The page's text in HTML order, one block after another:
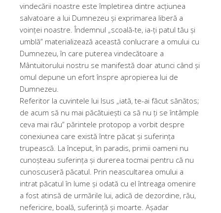
vindecării noastre este împletirea dintre acțiunea
salvatoare a lui Dumnezeu și exprimarea liberă a
voinței noastre. Îndemnul „scoală-te, ia-ți patul tău și
umblă” materializează această conlucrare a omului cu
Dumnezeu, în care puterea vindecătoare a
Mântuitorului nostru se manifestă doar atunci când și
omul depune un efort înspre apropierea lui de
Dumnezeu.
Referitor la cuvintele lui Isus „iată, te-ai făcut sănătos;
de acum să nu mai păcătuiești ca să nu ți se întâmple
ceva mai rău” părintele protopop a vorbit despre
conexiunea care există între păcat și suferința
trupească. La început, în paradis, primii oameni nu
cunoșteau suferința și durerea tocmai pentru că nu
cunoscuseră păcatul. Prin neascultarea omului a
intrat păcatul în lume și odată cu el întreaga omenire
a fost atinsă de urmările lui, adică de dezordine, rău,
nefericire, boală, suferință și moarte. Așadar